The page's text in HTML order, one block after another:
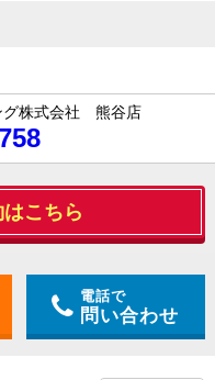
グ株式会社 熊谷店
こちら
電話で
問い合わせ